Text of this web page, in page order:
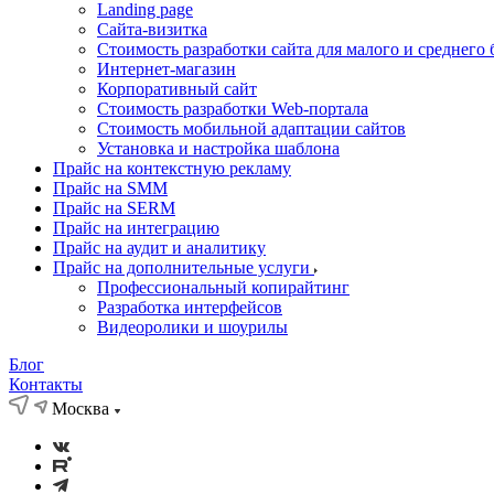
Landing page
Cайта-визитка
Стоимость разработки сайта для малого и среднего
Интернет-магазин
Корпоративный сайт
Стоимость разработки Web-портала
Стоимость мобильной адаптации сайтов
Установка и настройка шаблона
Прайс на контекстную рекламу
Прайс на SMM
Прайс на SERM
Прайс на интеграцию
Прайс на аудит и аналитику
Прайс на дополнительные услуги
Профессиональный копирайтинг
Разработка интерфейсов
Видеоролики и шоурилы
Блог
Контакты
Москва